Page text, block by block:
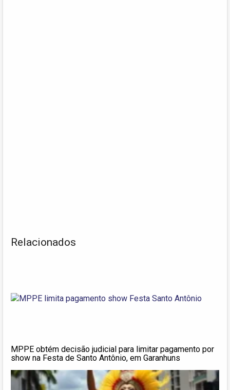
Relacionados
MPPE obtém decisão judicial para limitar pagamento por
show na Festa de Santo Antônio, em Garanhuns